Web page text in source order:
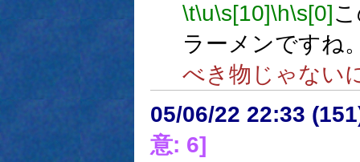
\t\u\s[10]\h\s[0]
ラーメンですね
べき物じゃない
05/06/22 22:33
意: 6]